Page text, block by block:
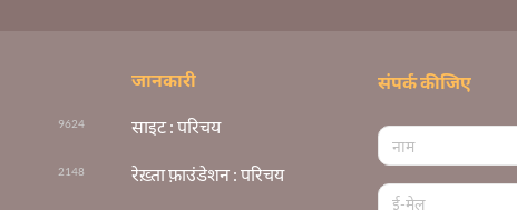
9624
2148
जानकारी
साइट : परिचय
रेख़्ता फ़ाउंडेशन : परिचय
संपर्क कीजिए